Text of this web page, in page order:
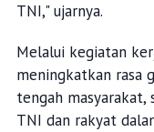
TNI," ujarnya.
Melalui kegiatan
meningkatkan rasa
tengah
TNI dan rakyat